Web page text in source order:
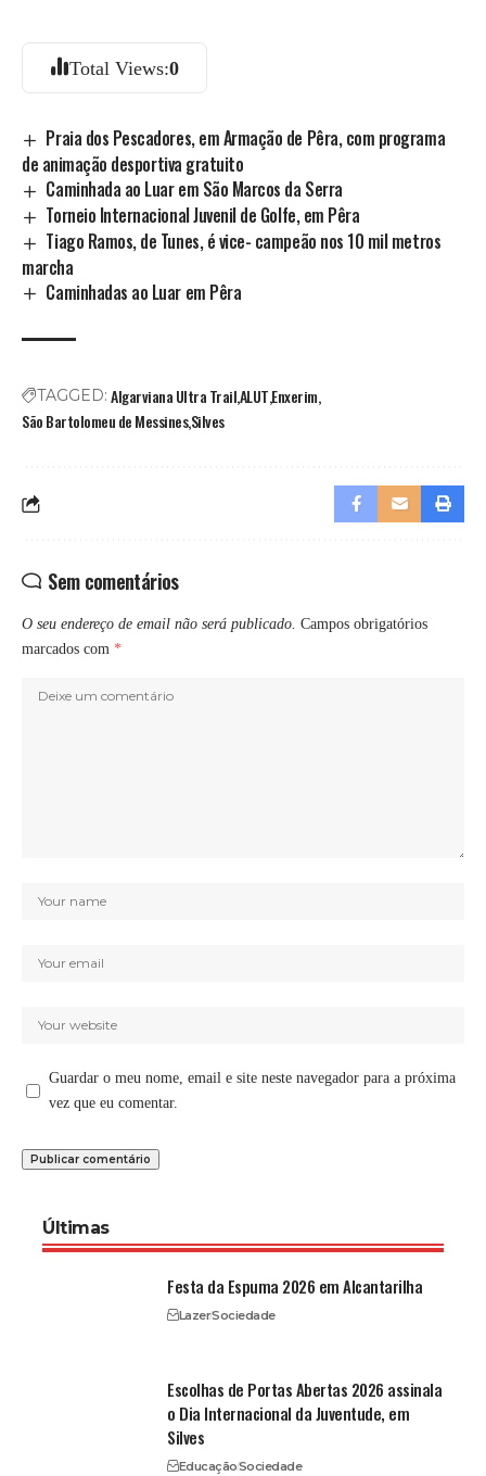
Total Views:0
Praia dos Pescadores, em Armação de Pêra, com programa
de animação desportiva gratuito
Caminhada ao Luar em São Marcos da Serra
Torneio Internacional Juvenil de Golfe, em Pêra
Tiago Ramos, de Tunes, é vice- campeão nos 10 mil metros
marcha
Caminhadas ao Luar em Pêra
TAGGED: Algarviana Ultra TrailALUTEnxerim
São Bartolomeu de MessinesSilves
Sem comentários
O seu endereço de email não será publicado. Campos obrigatórios
marcados com *
Guardar o meu nome, email e site neste navegador para a próxima
vez que eu comentar.
Últimas
Festa da Espuma 2026 em Alcantarilha
LazerSociedade
Escolhas de Portas Abertas 2026 assinala
o Dia Internacional da Juventude, em
Silves
EducaçãoSociedade